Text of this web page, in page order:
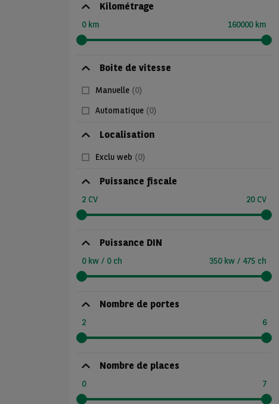
Kilométrage
0 km 160000 km
Boite de vitesse
Manuelle (0)
Automatique (0)
Localisation
Exclu web (0)
Puissance fiscale
2 CV 20 CV
Puissance DIN
0 kw / 0 ch 350 kw / 475 ch
Nombre de portes
2 6
Nombre de places
0 7